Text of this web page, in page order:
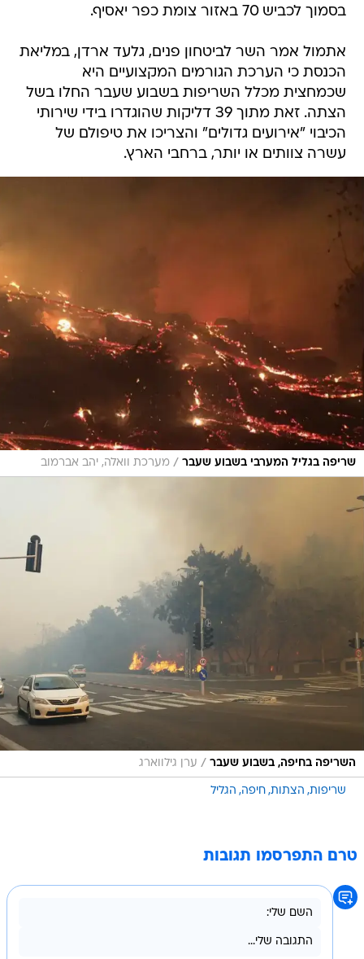
בסמוך לכביש 70 באזור צומת כפר יאסיף.
אתמול אמר השר לביטחון פנים, גלעד ארדן, במליאת
הכנסת כי הערכת הגורמים המקצועיים היא
שכמחצית מכלל השריפות בשבוע שעבר החלו בשל
הצתה. זאת מתוך 39 דליקות שהוגדרו בידי שירותי
הכיבוי "אירועים גדולים" והצריכו את טיפולם של
עשרה צוותים או יותר, ברחבי הארץ.
שריפה בגליל המערבי בשבוע שעבר / מערכת וואלה, יהב אברמוב
השריפה בחיפה, בשבוע שעבר / ערן גילווארג
שריפות הצתות חיפה הגליל
טרם התפרסמו תגובות